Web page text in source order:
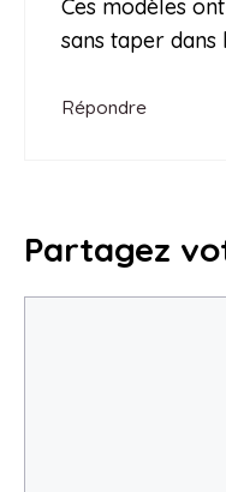
Ces modèles
sans taper dans
Répondre
Partagez